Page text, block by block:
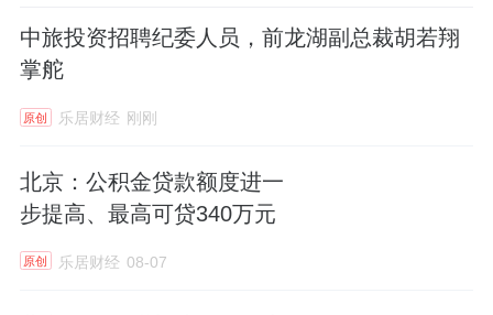
中旅投资招聘纪委人员，前龙湖副总裁胡若翔
掌舵
原创 乐居财经 刚刚
北京：公积金贷款额度进一
步提高、最高可贷340万元
原创 乐居财经 08-07